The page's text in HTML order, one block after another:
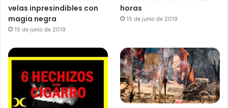
velas inpresindibles con
magia negra
15 de junio de 2019
horas
15 de junio de 2019